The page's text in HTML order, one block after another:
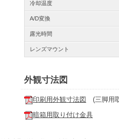
冷却温度
A/D変換
露光時間
レンズマウント
外観寸法図
印刷用外観寸法図 (三脚用
暗箱用取り付け金具